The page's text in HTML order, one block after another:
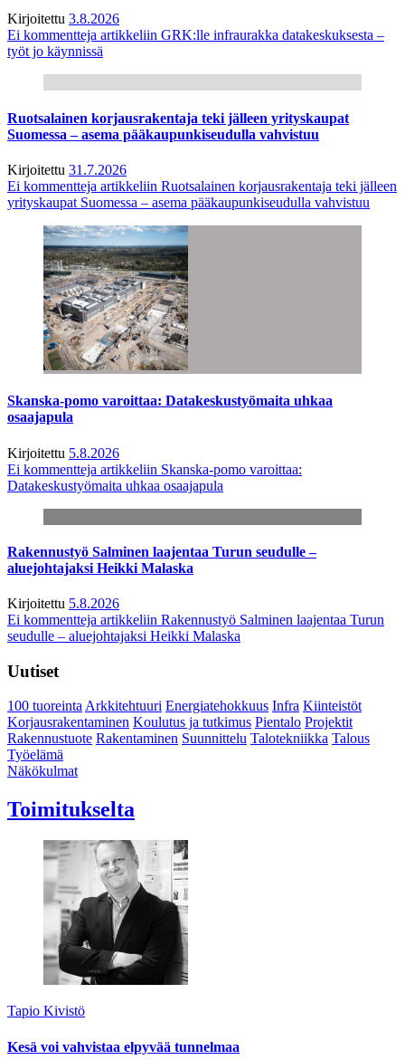
Kirjoitettu 3.8.2026
Ei kommentteja artikkeliin GRK:lle infraurakka datakeskuksesta –
työt jo käynnissä
Ruotsalainen korjausrakentaja teki jälleen yrityskaupat
Suomessa – asema pääkaupunkiseudulla vahvistuu
Kirjoitettu 31.7.2026
Ei kommentteja artikkeliin Ruotsalainen korjausrakentaja teki jälleen
yrityskaupat Suomessa – asema pääkaupunkiseudulla vahvistuu
Skanska-pomo varoittaa: Datakeskustyömaita uhkaa
osaajapula
Kirjoitettu 5.8.2026
Ei kommentteja artikkeliin Skanska-pomo varoittaa:
Datakeskustyömaita uhkaa osaajapula
Rakennustyö Salminen laajentaa Turun seudulle –
aluejohtajaksi Heikki Malaska
Kirjoitettu 5.8.2026
Ei kommentteja artikkeliin Rakennustyö Salminen laajentaa Turun
seudulle – aluejohtajaksi Heikki Malaska
Uutiset
100 tuoreintaArkkitehtuuri Energiatehokkuus Infra Kiinteistöt
Korjausrakentaminen Koulutus ja tutkimus Pientalo Projektit
Rakennustuote Rakentaminen Suunnittelu Talotekniikka Talous
Työelämä
Näkökulmat
Toimitukselta
Tapio Kivistö
Kesä voi vahvistaa elpyvää tunnelmaa